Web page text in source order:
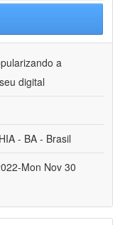
a
digital
- BA - Brasil
Mon Nov 30